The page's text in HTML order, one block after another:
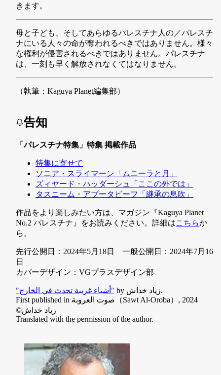
きます。
母と子ども、そしてあらゆるパレスチナ人の／パレスチ
ナにいる人々の命が奪われるべきではありません。様々
な権利が侵害されるべきではありません。パレスチナ
は、一刻も早く解放されなくてはなりません。
（執筆：Kaguya Planet編集部）
告知
「パレスチナ特集」特集 掲載作品
特集に寄せて
ソニア・スライマーン「ムニーラと月」
ズィヤード・ハッダーシュ「ここの外では」
タスニーム・アブータビーフ「継承の息吹」
作品をより楽しみたい方は、マガジン『Kaguya Planet
No.2 パレスチナ』をお読みください。詳細はこちらか
ら。
先行公開日：2024年5月18日 一般公開日：2024年7月16
日
カバーデザイン：VGプラスデザイン部
"أشياء غريبة تحدث في الخارج"
by زياد خداش.
First published in صوت العروبة（Sawt Al-Oroba）, 2024
©زياد خداش
Translated with the permission of the author.